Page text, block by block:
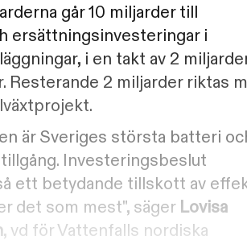
går 10 miljarder till
ersättningsinvesteringar i
i en takt av 2
Resterande 2 miljarder riktas
är Sveriges största batteri
Investeringsbeslut
ett betydande tillskott av
det som mest", säger Lovisa
, vd för Vattenfalls nordiska